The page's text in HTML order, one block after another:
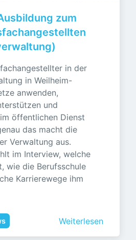
zum
in der
in Weilheim-
anwenden,
und
öffentlichen Dienst
das macht die
Verwaltung aus.
im Interview, welche
wie die Berufsschule
Karrierewege ihm
Weiterlesen